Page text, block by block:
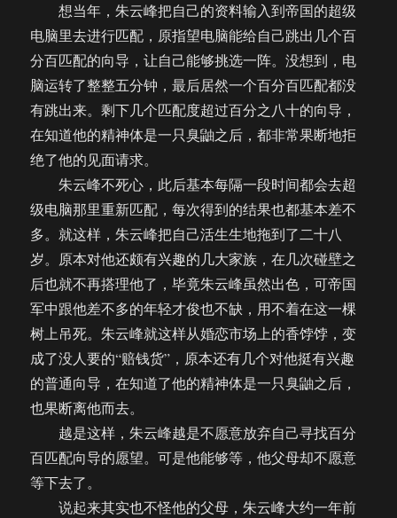
想当年，朱云峰把自己的资料输入到帝国的超级
电脑里去进行匹配，原指望电脑能给自己跳出几个百
分百匹配的向导，让自己能够挑选一阵。没想到，电
脑运转了整整五分钟，最后居然一个百分百匹配都没
有跳出来。剩下几个匹配度超过百分之八十的向导，
在知道他的精神体是一只臭鼬之后，都非常果断地拒
绝了他的见面请求。
朱云峰不死心，此后基本每隔一段时间都会去超
级电脑那里重新匹配，每次得到的结果也都基本差不
多。就这样，朱云峰把自己活生生地拖到了二十八
岁。原本对他还颇有兴趣的几大家族，在几次碰壁之
后也就不再搭理他了，毕竟朱云峰虽然出色，可帝国
军中跟他差不多的年轻才俊也不缺，用不着在这一棵
树上吊死。朱云峰就这样从婚恋市场上的香饽饽，变
成了没人要的“赔钱货”，原本还有几个对他挺有兴趣
的普通向导，在知道了他的精神体是一只臭鼬之后，
也果断离他而去。
越是这样，朱云峰越是不愿意放弃自己寻找百分
百匹配向导的愿望。可是他能够等，他父母却不愿意
等下去了。
说起来其实也不怪他的父母，朱云峰大约一年前